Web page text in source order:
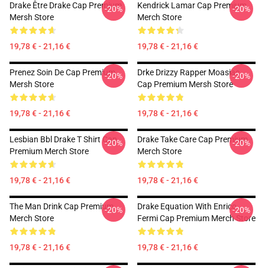
Drake Être Drake Cap Premium
Mersh Store
19,78 € - 21,16 €
-20%
Kendrick Lamar Cap Premium
Merch Store
19,78 € - 21,16 €
-20%
Prenez Soin De Cap Premium
Mersh Store
19,78 € - 21,16 €
-20%
Drke Drizzy Rapper Moasiac
Cap Premium Mersh Store
19,78 € - 21,16 €
-20%
Lesbian Bbl Drake T Shirt Cap
Premium Merch Store
19,78 € - 21,16 €
-20%
Drake Take Care Cap Premium
Merch Store
19,78 € - 21,16 €
-20%
The Man Drink Cap Premium
Merch Store
19,78 € - 21,16 €
-20%
Drake Equation With Enrico
Fermi Cap Premium Merch Store
19,78 € - 21,16 €
-20%